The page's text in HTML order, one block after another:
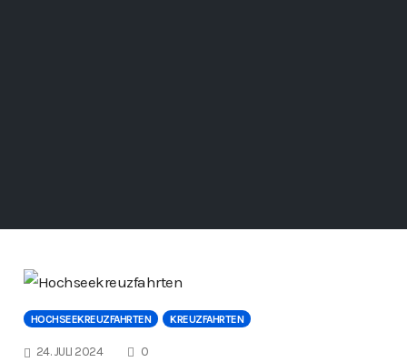
HOCHSEEKREUZFAHRTEN KREUZFAHRTEN
24. JULI 2024 0COMMENTS